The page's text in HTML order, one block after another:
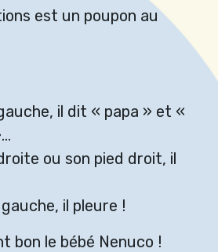
est un poupon au
il dit « papa » et «
ou son pied droit, il
il pleure !
bon le bébé Nenuco !